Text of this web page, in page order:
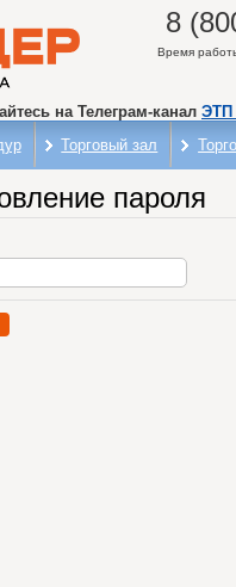
8
Время
на Телеграм-канал
Торговый зал
пароля